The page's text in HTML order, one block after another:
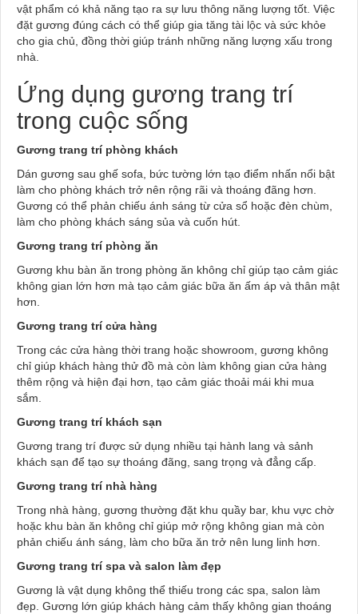
vật phẩm có khả năng tạo ra sự lưu thông năng lượng tốt. Việc
đặt gương đúng cách có thể giúp gia tăng tài lộc và sức khỏe
cho gia chủ, đồng thời giúp tránh những năng lượng xấu trong
nhà.
Ứng dụng gương trang trí
trong cuộc sống
Gương trang trí phòng khách
Dán gương sau ghế sofa, bức tường lớn tạo điểm nhấn nổi bật
làm cho phòng khách trở nên rộng rãi và thoáng đãng hơn.
Gương có thể phản chiếu ánh sáng từ cửa sổ hoặc đèn chùm,
làm cho phòng khách sáng sủa và cuốn hút.
Gương trang trí phòng ăn
Gương khu bàn ăn trong phòng ăn không chỉ giúp tạo cảm giác
không gian lớn hơn mà tạo cảm giác bữa ăn ấm áp và thân mật
hơn.
Gương trang trí cửa hàng
Trong các cửa hàng thời trang hoặc showroom, gương không
chỉ giúp khách hàng thử đồ mà còn làm không gian cửa hàng
thêm rộng và hiện đại hơn, tạo cảm giác thoải mái khi mua
sắm.
Gương trang trí khách sạn
Gương trang trí được sử dụng nhiều tại hành lang và sảnh
khách sạn để tạo sự thoáng đãng, sang trọng và đẳng cấp.
Gương trang trí nhà hàng
Trong nhà hàng, gương thường đặt khu quầy bar, khu vực chờ
hoặc khu bàn ăn không chỉ giúp mở rộng không gian mà còn
phản chiếu ánh sáng, làm cho bữa ăn trở nên lung linh hơn.
Gương trang trí spa và salon làm đẹp
Gương là vật dụng không thể thiếu trong các spa, salon làm
đẹp. Gương lớn giúp khách hàng cảm thấy không gian thoáng